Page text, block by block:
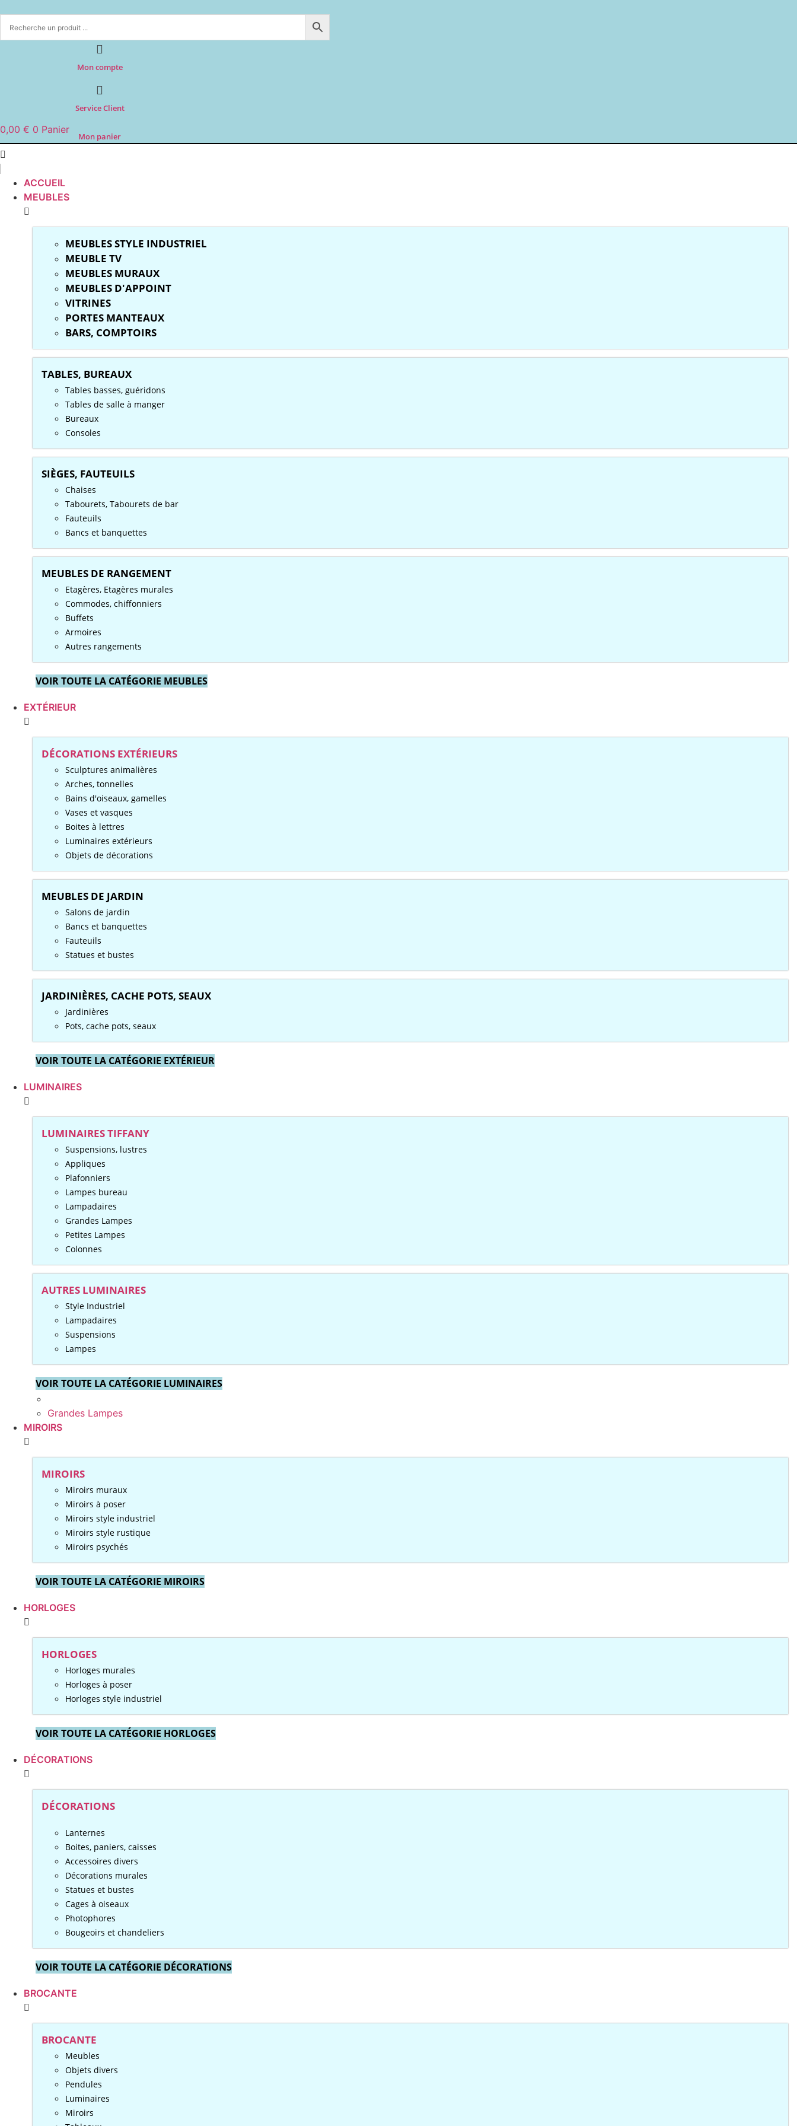
Mon compte
Service Client
0,00 € 0 Panier
Mon panier
ACCUEIL
MEUBLES
MEUBLES STYLE INDUSTRIEL
MEUBLE TV
MEUBLES MURAUX
MEUBLES D'APPOINT
VITRINES
PORTES MANTEAUX
BARS, COMPTOIRS
TABLES, BUREAUX
Tables basses, guéridons
Tables de salle à manger
Bureaux
Consoles
SIÈGES, FAUTEUILS
Chaises
Tabourets, Tabourets de bar
Fauteuils
Bancs et banquettes
MEUBLES DE RANGEMENT
Etagères, Etagères murales
Commodes, chiffonniers
Buffets
Armoires
Autres rangements
VOIR TOUTE LA CATÉGORIE MEUBLES
EXTÉRIEUR
DÉCORATIONS EXTÉRIEURS
Sculptures animalières
Arches, tonnelles
Bains d'oiseaux, gamelles
Vases et vasques
Boites à lettres
Luminaires extérieurs
Objets de décorations
MEUBLES DE JARDIN
Salons de jardin
Bancs et banquettes
Fauteuils
Statues et bustes
JARDINIÈRES, CACHE POTS, SEAUX
Jardinières
Pots, cache pots, seaux
VOIR TOUTE LA CATÉGORIE EXTÉRIEUR
LUMINAIRES
LUMINAIRES TIFFANY
Suspensions, lustres
Appliques
Plafonniers
Lampes bureau
Lampadaires
Grandes Lampes
Petites Lampes
Colonnes
AUTRES LUMINAIRES
Style Industriel
Lampadaires
Suspensions
Lampes
VOIR TOUTE LA CATÉGORIE LUMINAIRES
Grandes Lampes
MIROIRS
MIROIRS
Miroirs muraux
Miroirs à poser
Miroirs style industriel
Miroirs style rustique
Miroirs psychés
VOIR TOUTE LA CATÉGORIE MIROIRS
HORLOGES
HORLOGES
Horloges murales
Horloges à poser
Horloges style industriel
VOIR TOUTE LA CATÉGORIE HORLOGES
DÉCORATIONS
DÉCORATIONS
Lanternes
Boites, paniers, caisses
Accessoires divers
Décorations murales
Statues et bustes
Cages à oiseaux
Photophores
Bougeoirs et chandeliers
VOIR TOUTE LA CATÉGORIE DÉCORATIONS
BROCANTE
BROCANTE
Meubles
Objets divers
Pendules
Luminaires
Miroirs